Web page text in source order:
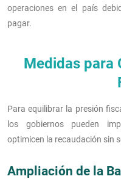
operaciones en el país
pagar.
Medidas para
Para equilibrar la presión
los gobiernos pueden
optimicen la recaudación sin
Ampliación de la